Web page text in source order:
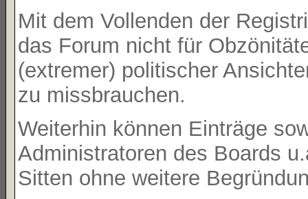
Mit dem Vollenden der
das Forum nicht für
(extremer) politischer
zu missbrauchen.
Weiterhin können Einträge
Administratoren des Boards
Sitten ohne weitere